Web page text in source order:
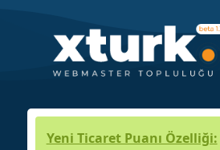
Yeni Ticaret Puanı Özelliği: